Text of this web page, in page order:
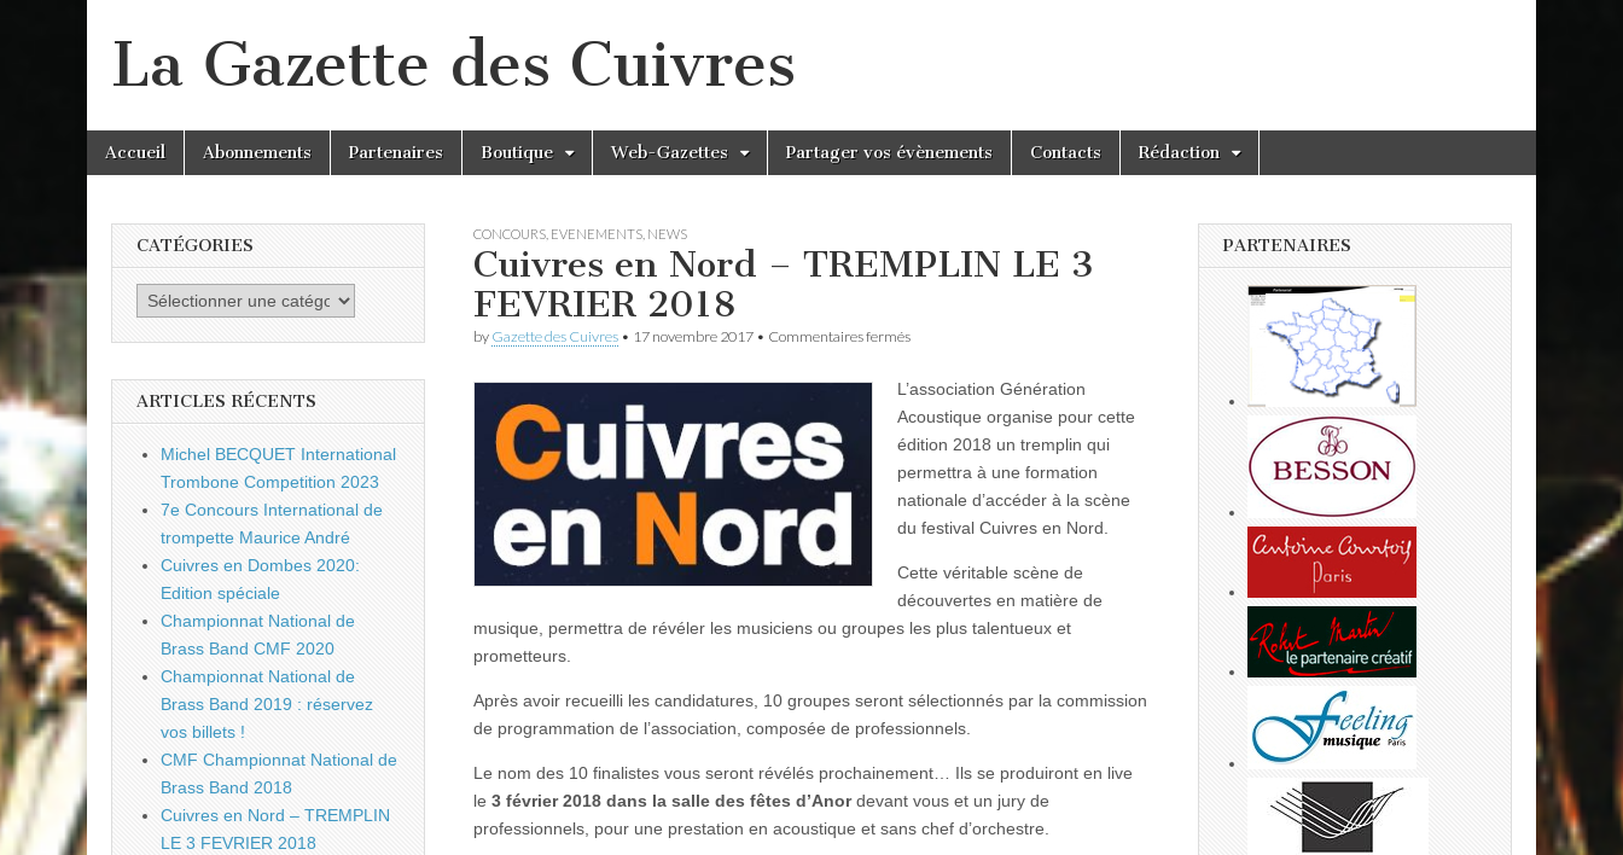
La Gazette des Cuivres
Main
menu
Skip
Accueil Abonnements Partenaires Boutique Web-Gazettes Partager vos évènements Contacts Rédaction
CONCOURS EVENEMENTS NEWS
Cuivres en Nord – TREMPLIN LE 3
FEVRIER 2018
by Gazette des Cuivres • 17 novembre 2017 • Commentaires ferméssur
Nord
–
TREMPLIN
LE
3
FEVRIER
2018
L’association Génération
Acoustique organise pour cette
édition 2018 un tremplin qui
permettra à une formation
nationale d’accéder à la scène
du festival Cuivres en Nord.
Cette véritable scène de
découvertes en matière de
musique, permettra de révéler les musiciens ou groupes les plus talentueux et
prometteurs.
Après avoir recueilli les candidatures, 10 groupes seront sélectionnés par la commission
de programmation de l’association, composée de professionnels.
Le nom des 10 finalistes vous seront révélés prochainement… Ils se produiront en live
le 3 février 2018 dans la salle des fêtes d’Anordevant vous et un jury de
professionnels, pour une prestation en acoustique et sans chef d’orchestre.
CATÉGORIES
Catégories
ARTICLES RÉCENTS
Michel BECQUET International
Trombone Competition 2023
7e Concours International de
trompette Maurice André
Cuivres en Dombes 2020:
Edition spéciale
Championnat National de
Brass Band CMF 2020
Championnat National de
Brass Band 2019 : réservez
vos billets !
CMF Championnat National de
Brass Band 2018
Cuivres en Nord – TREMPLIN
LE 3 FEVRIER 2018
PARTENAIRES